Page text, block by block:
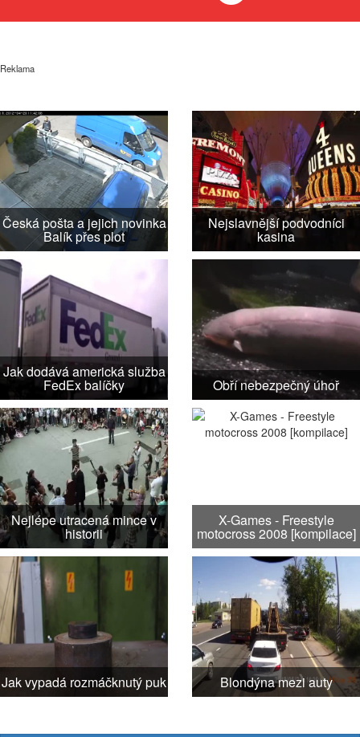
Reklama
Česká pošta a jejich novinka
Balík přes plot
Nejslavnější podvodníci
kasina
Jak dodává americká služba
FedEx balíčky Obří nebezpečný úhoř
Nejlépe utracená mince v
historii
X-Games - Freestyle
motocross 2008 [kompilace]
Jak vypadá rozmáčknutý puk Blondýna mezi auty